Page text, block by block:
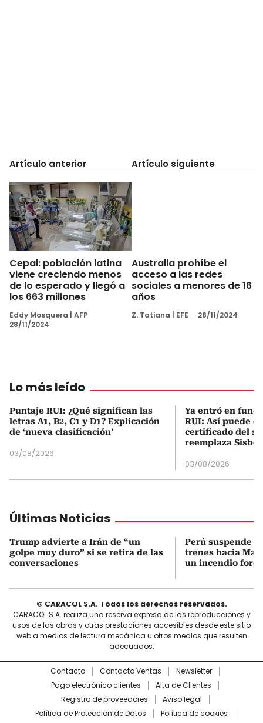
Artículo anterior
Cepal: población latina
viene creciendo menos
de lo esperado y llegó a
los 663 millones
Eddy Mosquera
AFP
28/11/2024
Artículo siguiente
Australia prohíbe el
acceso a las redes
sociales a menores de 16
años
Z. Tatiana EFE 28/11/2024
Lo más leído
Puntaje RUI: ¿Qué significan las
letras A1, B2, C1 y D1? Explicación
de ‘nueva clasificación’
03/08/2026
Ya entró en
RUI: Así puede
certificado del
reemplaza
03/08/2026
Últimas Noticias
Trump advierte a Irán de “un
golpe muy duro” si se retira de las
conversaciones
Perú suspende
trenes hacia
un incendio
© CARACOL S.A. Todos los derechos reservados.
CARACOL S.A. realiza una reserva expresa de las reproducciones y
usos de las obras y otras prestaciones accesibles desde este sitio
web a medios de lectura mecánica u otros medios que resulten
adecuados.
Contacto Contacto Ventas
Newsletter
Pago electrónico clientes
Alta de Clientes
Registro de proveedores
Aviso legal
Política de Protección de Datos
Política de cookies